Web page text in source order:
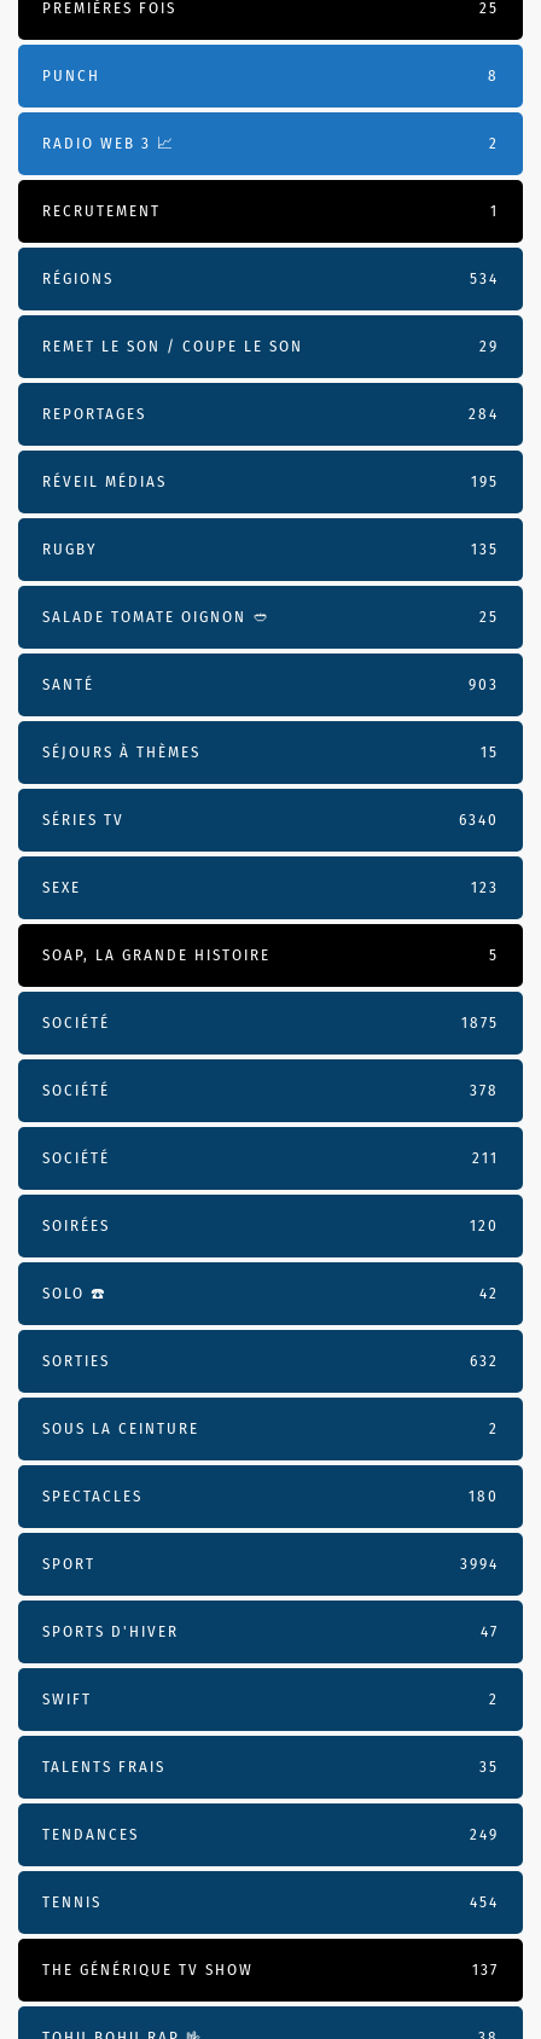
PREMIÈRES FOIS 25
PUNCH 8
RADIO WEB 3 📈 2
RECRUTEMENT 1
RÉGIONS 534
REMET LE SON / COUPE LE SON 29
REPORTAGES 284
RÉVEIL MÉDIAS 195
RUGBY 135
SALADE TOMATE OIGNON 🥙 25
SANTÉ 903
SÉJOURS À THÈMES 15
SÉRIES TV 6340
SEXE 123
SOAP, LA GRANDE HISTOIRE 5
SOCIÉTÉ 1875
SOCIÉTÉ 378
SOCIÉTÉ 211
SOIRÉES 120
SOLO ☎️ 42
SORTIES 632
SOUS LA CEINTURE 2
SPECTACLES 180
SPORT 3994
SPORTS D'HIVER 47
SWIFT 2
TALENTS FRAIS 35
TENDANCES 249
TENNIS 454
THE GÉNÉRIQUE TV SHOW 137